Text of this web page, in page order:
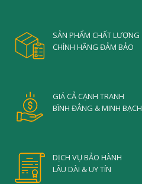
SẢN PHẨM CHẤT LƯỢNG
CHÍNH HÃNG ĐẢM BẢO
GIÁ CẢ CẠNH TRANH
BÌNH ĐẲNG & MINH BẠCH
DỊCH VỤ BẢO HÀNH
LÂU DÀI & UY TÍN